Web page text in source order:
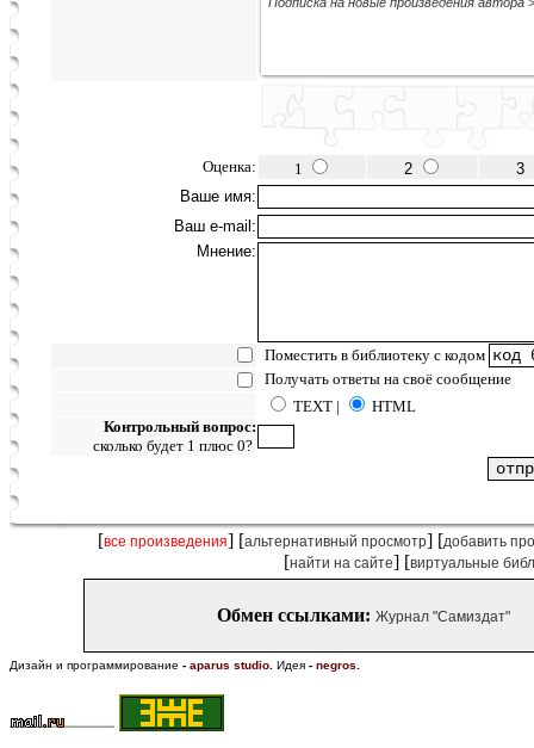
Оценка: 1 2
3
Ваше имя:
Ваш e-mail:
Мнение:
Поместить в библиотеку с кодом
Получать ответы на своё сообщение
TEXT |
HTML
Контрольный вопрос:
сколько будет 1 плюс 0?
[все произведения] [альтернативный просмотр] [добавить
[найти на сайте] [виртуальные
Обмен ссылками: Журнал "Самиздат"
Дизайн и программирование - aparus studio Идея - negros